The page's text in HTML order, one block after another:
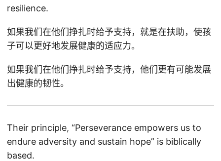
resilience.
如果我们在他们挣扎时给予支持，就是在扶助，使孩
子可以更好地发展健康的适应力。
如果我们在他们挣扎时给予支持，他们更有可能发展
出健康的韧性。
Their principle, “Perseverance empowers us to
endure adversity and sustain hope” is biblically
based.